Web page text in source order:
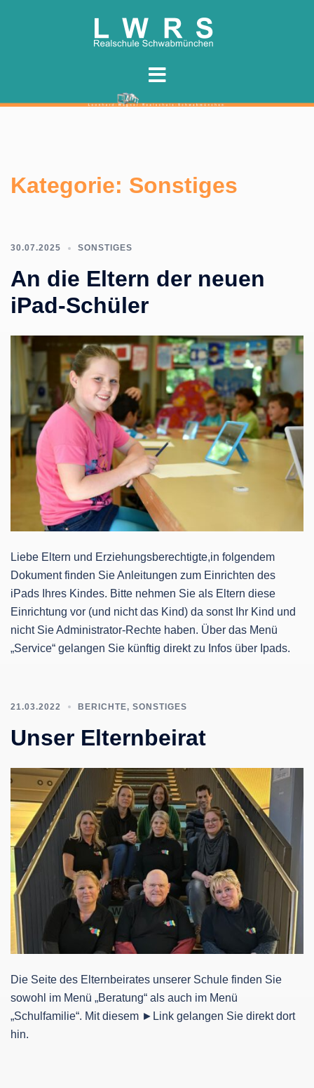
Kategorie: Sonstiges
30.07.2025 SONSTIGES
An die Eltern der neuen
iPad-Schüler
Liebe Eltern und Erziehungsberechtigte,in folgendem
Dokument finden Sie Anleitungen zum Einrichten des
iPads Ihres Kindes. Bitte nehmen Sie als Eltern diese
Einrichtung vor (und nicht das Kind) da sonst Ihr Kind und
nicht Sie Administrator-Rechte haben. Über das Menü
„Service“ gelangen Sie künftig direkt zu Infos über Ipads.
21.03.2022 BERICHTE, SONSTIGES
Unser Elternbeirat
Die Seite des Elternbeirates unserer Schule finden Sie
sowohl im Menü „Beratung“ als auch im Menü
„Schulfamilie“. Mit diesem ►Link gelangen Sie direkt dort
hin.